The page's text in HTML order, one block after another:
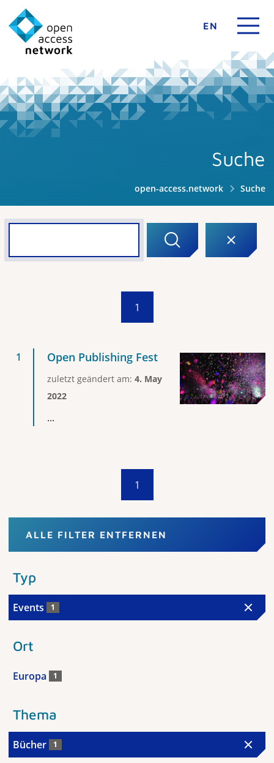
EN
Suche
open-access.network Suche
1
Open Publishing Fest
zuletzt geändert am: 4. May
2022
...
1
ALLE FILTER ENTFERNEN
Typ
Events 1
Ort
Europa 1
Thema
Bücher 1